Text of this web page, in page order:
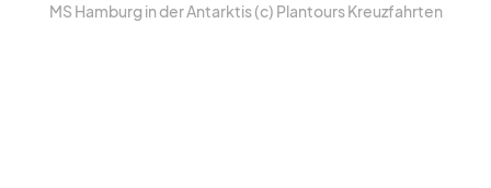
MS Ham­burg in der Ant­ark­tis (c) Plan­tours Kreuz­fahr­ten